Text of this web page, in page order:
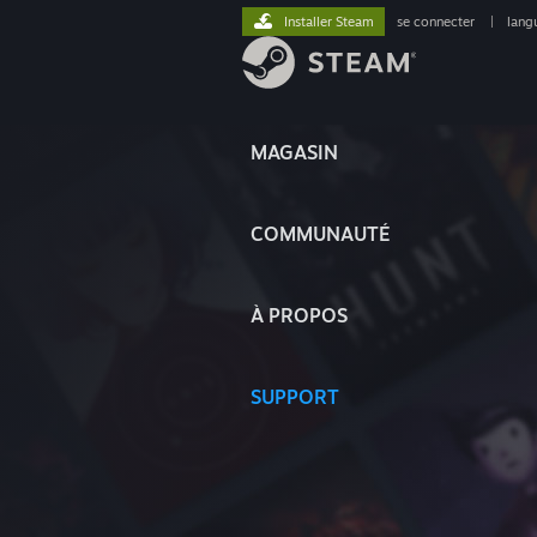
MAGASIN
COMMUNAUTÉ
À PROPOS
SUPPORT
Installer Steam se connecter